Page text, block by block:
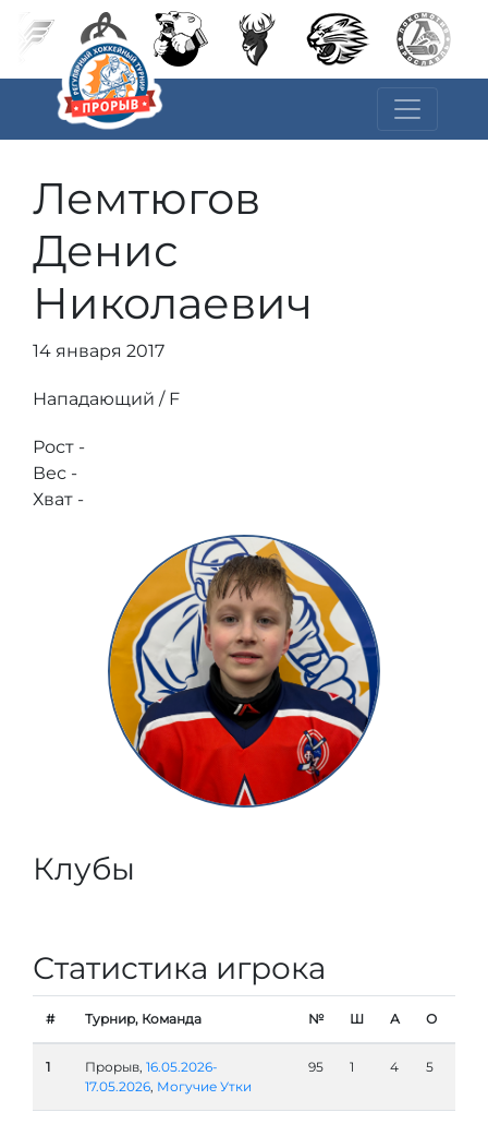
Лемтюгов
Денис
Николаевич
14 января 2017
Нападающий / F
Рост -
Вес -
Хват -
Клубы
Статистика игрока
# Турнир, Команда № Ш А О
1 Прорыв, 16.05.2026-
17.05.2026, Могучие Утки
95 1 4 5